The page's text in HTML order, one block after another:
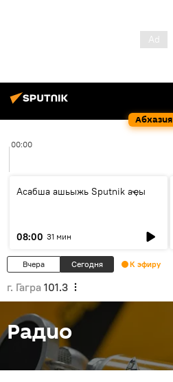
Абхазия
00:00
Асабша ашьыжь Sputnik аҿы
08:00 31 мин
Вчера Сегодня К эфиру
г. Гагра 101.3
Радио